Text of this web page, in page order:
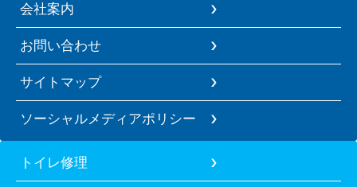
会社案内
お問い合わせ
サイトマップ
ソーシャルメディアポリシー
トイレ修理